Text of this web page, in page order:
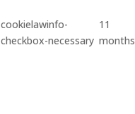
cookielawinfo-
checkbox-necessary
11
months